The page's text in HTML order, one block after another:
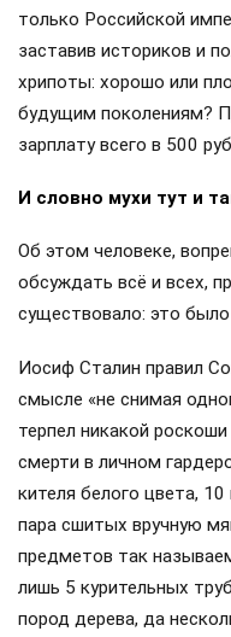
только Российской
заставив историков и
хрипоты: хорошо или
будущим поколениям?
зарплату всего в 500
И словно мухи тут и
Об этом человеке,
обсуждать всё и всех,
существовало: это
Иосиф Сталин правил
смысле «не снимая
терпел никакой
смерти в личном
кителя белого цвета,
пара сшитых вручную
предметов так
лишь 5 курительных
пород дерева, да